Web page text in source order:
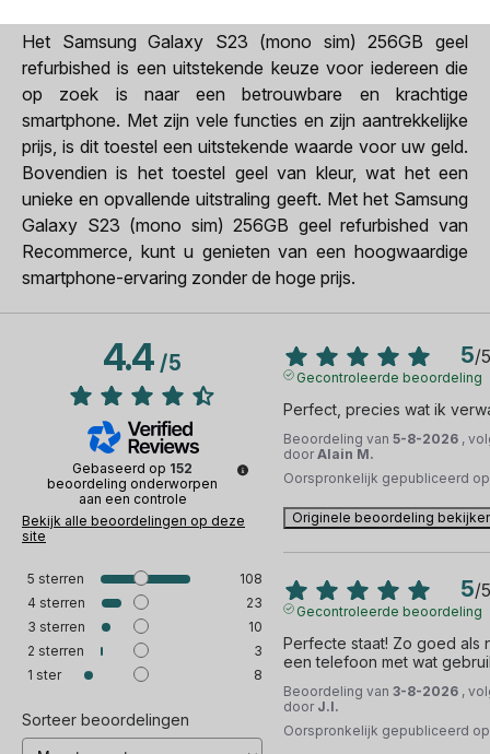
Het Samsung Galaxy S23 (mono sim) 256GB geel
refurbished is een uitstekende keuze voor iedereen die
op zoek is naar een betrouwbare en krachtige
smartphone. Met zijn vele functies en zijn aantrekkelijke
prijs, is dit toestel een uitstekende waarde voor uw geld.
Bovendien is het toestel geel van kleur, wat het een
unieke en opvallende uitstraling geeft. Met het Samsung
Galaxy S23 (mono sim) 256GB geel refurbished van
Recommerce, kunt u genieten van een hoogwaardige
smartphone-ervaring zonder de hoge prijs.
4.4/5
Gebaseerd op 152
beoordeling onderworpen
aan een controle
Bekijk alle beoordelingen op deze
site
5 sterren
108
4 sterren
23
3 sterren
10
2 sterren
3
1 ster 8
Sorteer beoordelingen
5/5
Gecontroleerde beoordeling
Perfect, precies wat ik
Beoordeling van 5-8-2026 ,
door Alain M.
Oorspronkelijk gepubliceerd
Originele beoordeling
5/5
Gecontroleerde beoordeling
Perfecte staat! Zo goed als
een telefoon met wat
Beoordeling van 3-8-2026 ,
door J.I.
Oorspronkelijk gepubliceerd